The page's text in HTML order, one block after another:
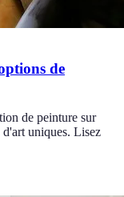
de
de peinture sur
d'art uniques. Lisez